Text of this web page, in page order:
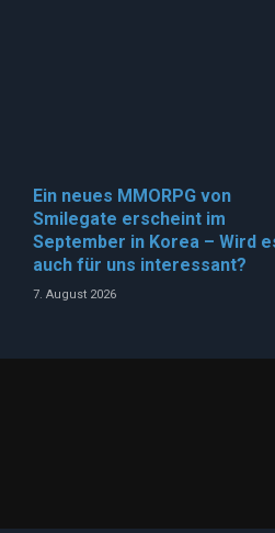
Ein neues MMORPG von
Smilegate erscheint im
September in Korea – Wird
auch für uns interessant?
7. August 2026